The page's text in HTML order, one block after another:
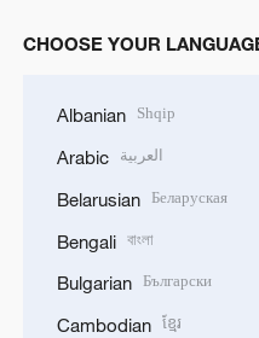
CHOOSE YOUR
Albanian Shqip
Arabic العربية
Belarusian Беларуская
Bengali বাংলা
Bulgarian Български
Cambodian ខ្មែរ